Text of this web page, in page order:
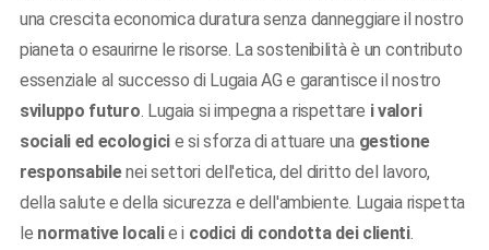
una crescita economica duratura senza danneggiare il nostro
pianeta o esaurirne le risorse. La sostenibilità è un contributo
essenziale al successo di Lugaia AG e garantisce il nostro
sviluppo futuro. Lugaia si impegna a rispettare i valori
sociali ed ecologici e si sforza di attuare una gestione
responsabilenei settori dell'etica, del diritto del lavoro,
della salute e della sicurezza e dell'ambiente. Lugaia rispetta
le normative localie i codici di condotta dei clienti.